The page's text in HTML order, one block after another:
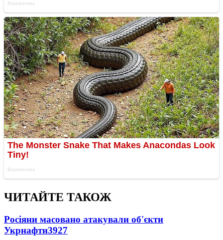
ЧИТАЙТЕ ТАКОЖ
Росіяни масовано атакували об'єкти
Укрнафти3927